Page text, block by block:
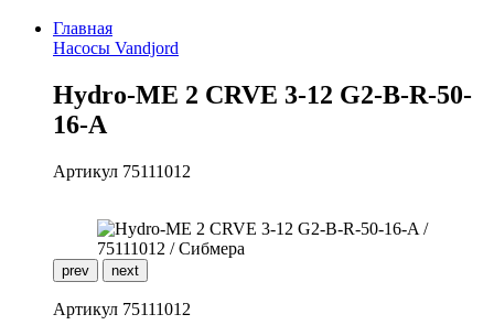
Главная
Насосы Vandjord
Hydro-ME 2 CRVE 3-12 G2-B-R-50-
16-A
Артикул 75111012
prev next
Артикул 75111012